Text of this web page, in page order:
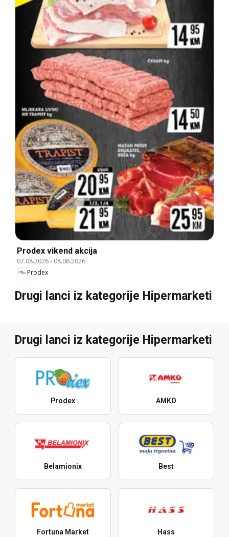
Prodex vikend akcija
07.08.2026- 08.08.2026
Prodex
Drugi lanci iz kategorije Hipermarketi
Drugi lanci iz kategorije Hipermarketi
Prodex AMKO
Belamionix Best
Fortuna Market Hass